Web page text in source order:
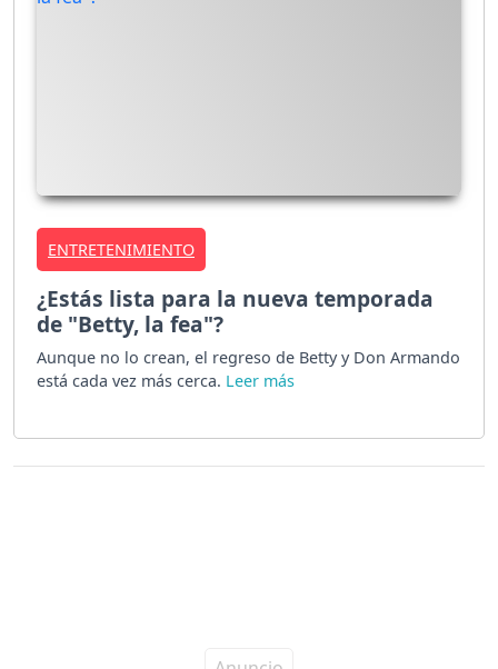
ENTRETENIMIENTO
¿Estás lista para la nueva temporada
de "Betty, la fea"?
Aunque no lo crean, el regreso de Betty y Don Armando
está cada vez más cerca.